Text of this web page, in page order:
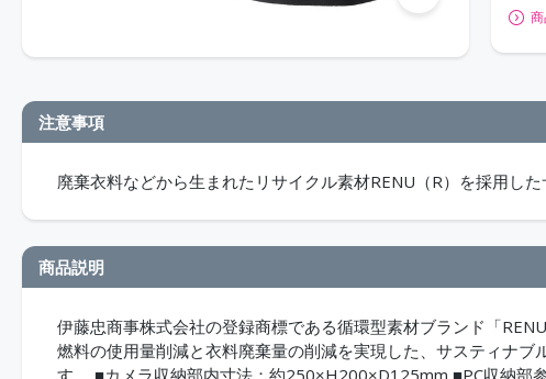
注意事項
廃棄衣料などから生まれたリサイクル素材RENU（R）を採用し
商品説明
伊藤忠商事株式会社の登録商標である循環型素材ブランド「
燃料の使用量削減と衣料廃棄量の削減を実現した、サスティナ
す。 ■カメラ収納部内寸法：約250×H200×D125mm ■PC収納